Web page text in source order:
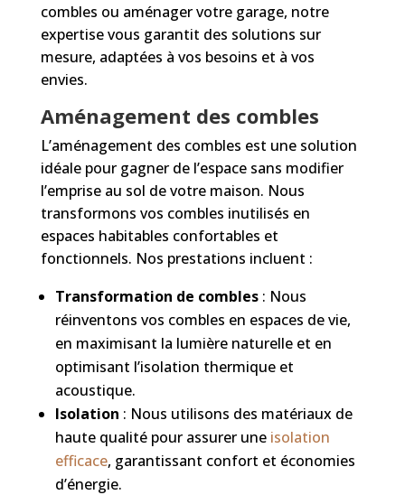
combles ou aménager votre garage, notre
expertise vous garantit des solutions sur
mesure, adaptées à vos besoins et à vos
envies.
Aménagement des combles
L’aménagement des combles est une solution
idéale pour gagner de l’espace sans modifier
l’emprise au sol de votre maison. Nous
transformons vos combles inutilisés en
espaces habitables confortables et
fonctionnels. Nos prestations incluent :
Transformation de combles: Nous
réinventons vos combles en espaces de vie,
en maximisant la lumière naturelle et en
optimisant l’isolation thermique et
acoustique.
Isolation : Nous utilisons des matériaux de
haute qualité pour assurer uneisolation
efficace, garantissant confort et économies
d’énergie.